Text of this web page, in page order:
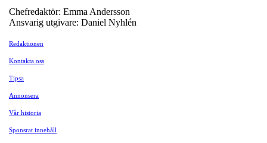
Chefredaktör: Emma Andersson
Ansvarig utgivare: Daniel Nyhlén
Redaktionen
Kontakta oss
Tipsa
Annonsera
Vår historia
Sponsrat innehåll